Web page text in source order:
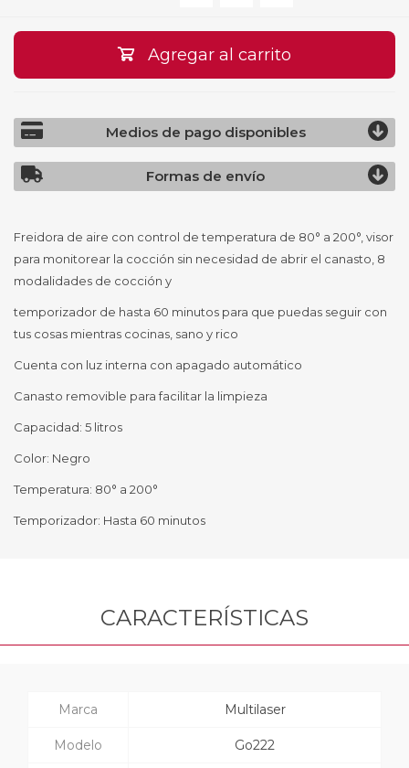
Agregar al carrito
Medios de pago disponibles
Formas de envío
Freidora de aire con control de temperatura de 80° a 200°, visor
para monitorear la cocción sin necesidad de abrir el canasto, 8
modalidades de cocción y
temporizador de hasta 60 minutos para que puedas seguir con
tus cosas mientras cocinas, sano y rico
Cuenta con luz interna con apagado automático
Canasto removible para facilitar la limpieza
Capacidad: 5 litros
Color: Negro
Temperatura: 80° a 200°
Temporizador: Hasta 60 minutos
CARACTERÍSTICAS
Marca Multilaser
Modelo Go222